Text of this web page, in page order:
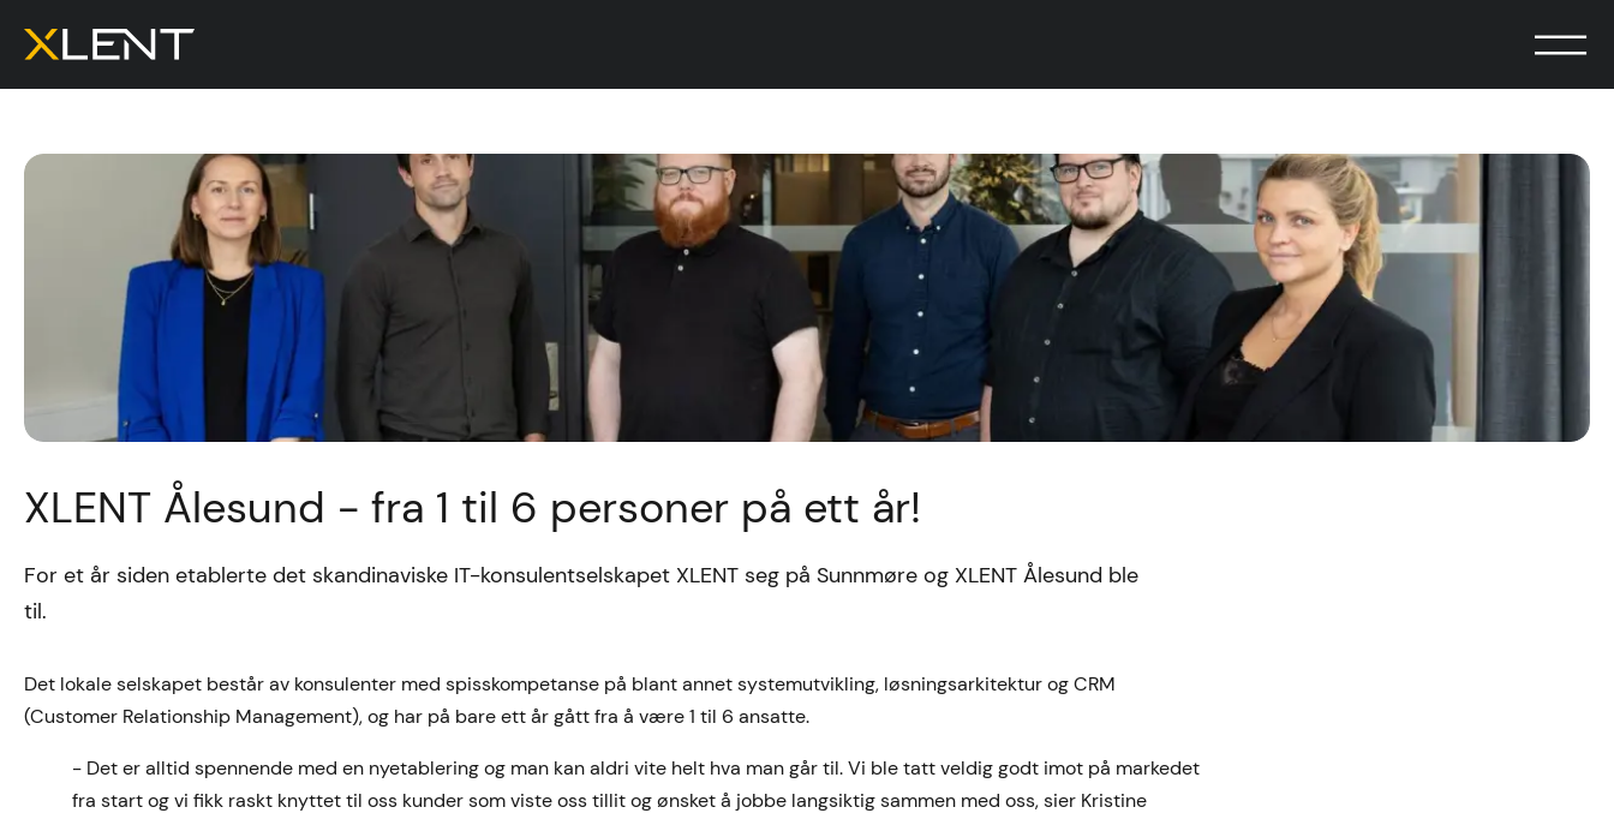
XLENT Ålesund - fra 1 til 6 personer på ett år!
For et år siden etablerte det skandinaviske IT-konsulentselskapet XLENT seg på Sunnmøre og XLENT Ålesund ble
til.
Det lokale selskapet består av konsulenter med spisskompetanse på blant annet systemutvikling, løsningsarkitektur og CRM
(Customer Relationship Management), og har på bare ett år gått fra å være 1 til 6 ansatte.
- Det er alltid spennende med en nyetablering og man kan aldri vite helt hva man går til. Vi ble tatt veldig godt imot på markedet
fra start og vi fikk raskt knyttet til oss kunder som viste oss tillit og ønsket å jobbe langsiktig sammen med oss, sier Kristine